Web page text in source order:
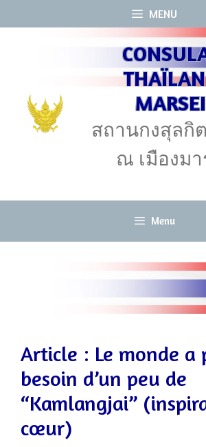
au
MENU
สถานกงสุลกิ
ณ เมืองมา
Menu
Article : Le monde a
besoin d’un peu de
“Kamlangjai”
cœur)